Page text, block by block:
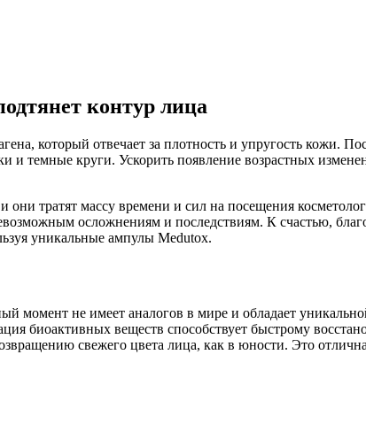
контур лица
который отвечает за плотность и упругость
и темные круги. Ускорить появление возрастных
тратят массу времени и сил на посещения
осложнениям и последствиям. К счастью,
уникальные ампулы Medutox.
не имеет аналогов в мире и обладает
биоактивных веществ способствует быстрому
свежего цвета лица, как в юности. Это